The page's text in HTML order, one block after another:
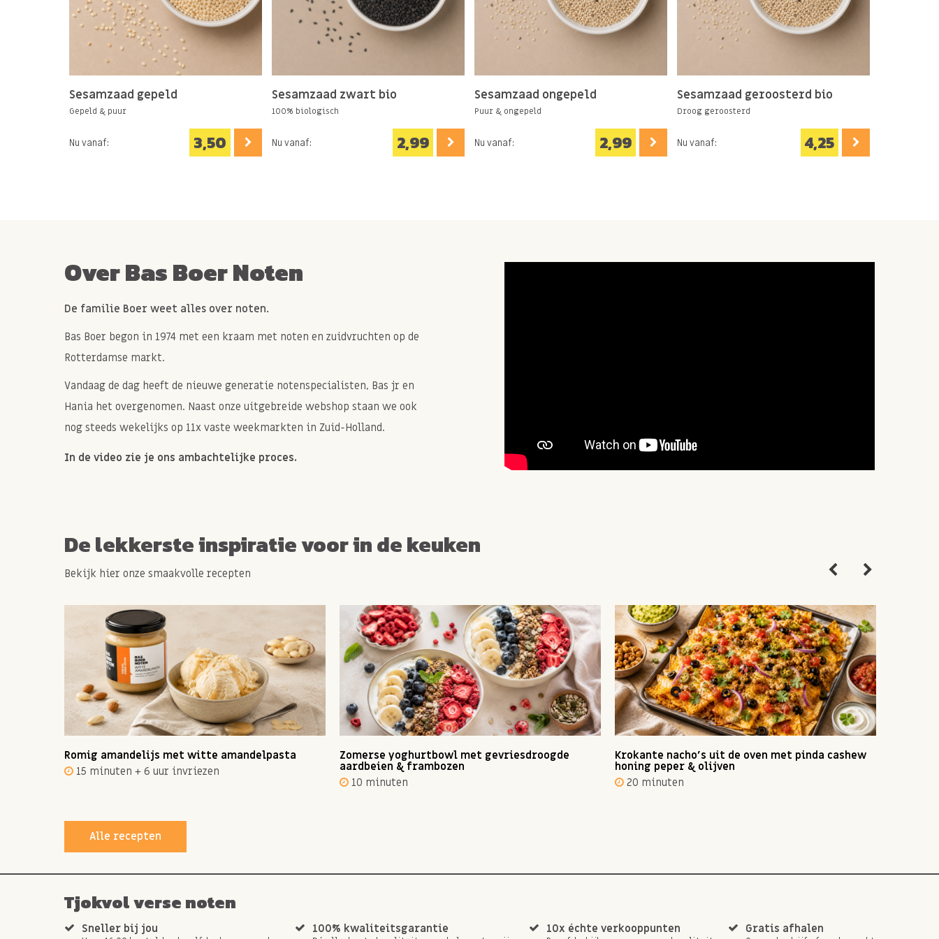
Sesamzaad gepeld
Gepeld & puur
Nu vanaf: 3,50
Sesamzaad zwart bio
100% biologisch
Nu vanaf: 2,99
Sesamzaad ongepeld
Puur & ongepeld
Nu vanaf: 2,99
Sesamzaad geroosterd bio
Droog geroosterd
Nu vanaf: 4,25
Over Bas Boer Noten
De familie Boer weet alles over noten.
Bas Boer begon in 1974 met een kraam met noten en zuidvruchten op de
Rotterdamse markt.
Vandaag de dag heeft de nieuwe generatie notenspecialisten, Bas jr en
Hania het overgenomen. Naast onze uitgebreide webshop staan we ook
nog steeds wekelijks op 11x vaste weekmarkten in Zuid-Holland.
In de video zie je ons ambachtelijke proces.
De lekkerste inspiratie voor in de keuken
Bekijk hier onze smaakvolle recepten
Romig amandelijs met witte amandelpasta
15 minuten + 6 uur invriezen
Zomerse yoghurtbowl met gevriesdroogde
aardbeien & frambozen
10 minuten
Krokante nacho's uit de oven met pinda cashew
honing peper & olijven
20 minuten
Alle recepten
Tjokvol verse noten
Sneller bij jou 100% kwaliteitsgarantie 10x échte verkooppunten Gratis afhalen